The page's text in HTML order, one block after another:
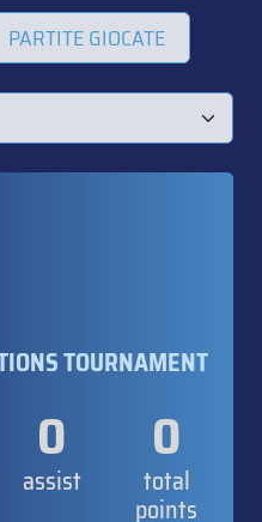
PARTITE GIOCATE
TOURNAMENT
0
assist
0
total
points